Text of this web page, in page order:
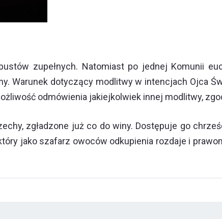
zupełnych. Natomiast po jednej Komunii
Warunek dotyczący modlitwy w intencjach Ojca
odmówienia jakiejkolwiek innej modlitwy,
zgładzone już co do winy. Dostępuje go
jako szafarz owoców odkupienia rozdaje i